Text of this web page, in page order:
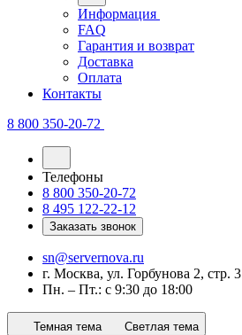
Информация
FAQ
Гарантия и возврат
Доставка
Оплата
Контакты
8 800 350-20-72
Телефоны
8 800 350-20-72
8 495 122-22-12
Заказать звонок
sn@servernova.ru
г. Москва, ул. Горбунова 2, стр. 3
Пн. – Пт.: с 9:30 до 18:00
Темная тема Светлая тема